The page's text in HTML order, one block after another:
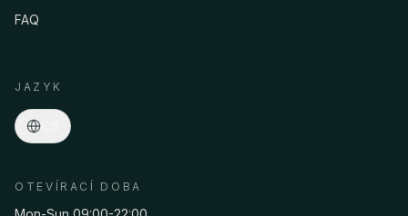
FAQ
JAZYK
OTEVÍRACÍ DOBA